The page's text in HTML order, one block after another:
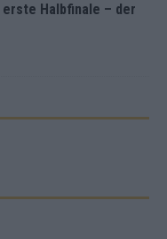
erste Halbfinale – der